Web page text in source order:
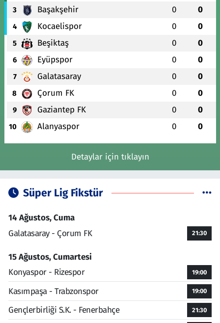
3 Başakşehir 0 0
4 Kocaelispor 0 0
5 Beşiktaş 0 0
6 Eyüpspor 0 0
7 Galatasaray 0 0
8 Çorum FK 0 0
9 Gaziantep FK 0 0
10 Alanyaspor 0 0
Detaylar için tıklayın
Süper Lig Fikstür
14 Ağustos, Cuma
Galatasaray - Çorum FK
21:30
15 Ağustos, Cumartesi
Konyaspor - Rizespor
19:00
Kasımpaşa - Trabzonspor 19:00
Gençlerbirliği S.K. - Fenerbahçe 21:30